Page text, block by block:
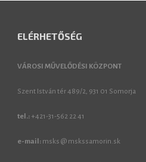
ELÉRHETŐSÉG
VÁROSI MŰVELŐDÉSI KÖZPONT
Szent István tér 489/2, 931 01 Somorja
tel.: +421-31-562 22 41
e-mail: msks @ mskssamorin.sk